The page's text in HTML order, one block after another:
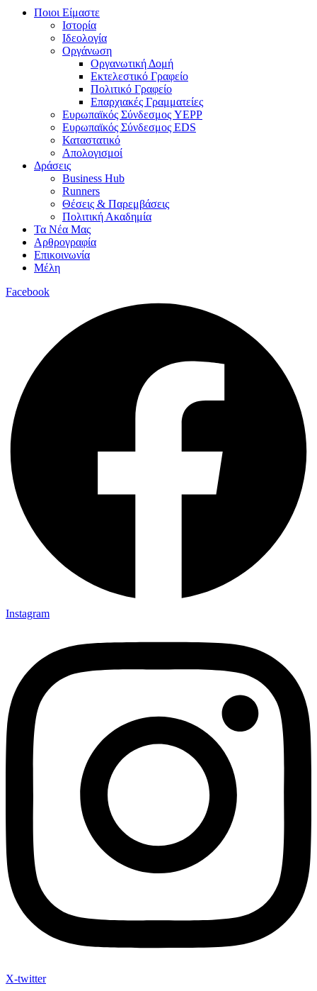
Ποιοι Είμαστε
Ιστορία
Ιδεολογία
Οργάνωση
Οργανωτική Δομή
Εκτελεστικό Γραφείο
Πολιτικό Γραφείο
Επαρχιακές Γραμματείες
Ευρωπαϊκός Σύνδεσμος YEPP
Ευρωπαϊκός Σύνδεσμος EDS
Καταστατικό
Απολογισμοί
Δράσεις
Business Hub
Runners
Θέσεις & Παρεμβάσεις
Πολιτική Ακαδημία
Τα Νέα Μας
Αρθρογραφία
Επικοινωνία
Μέλη
Facebook
Instagram
X-twitter